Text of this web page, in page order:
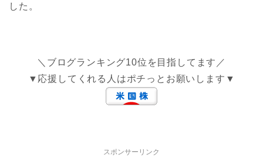
した。
＼ブログランキング10位を目指してます／
▼応援してくれる人はポチっとお願いします▼
スポンサーリンク